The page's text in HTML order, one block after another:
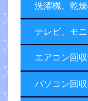
洗濯機、乾
テレビ、モ
エアコン回
パソコン回